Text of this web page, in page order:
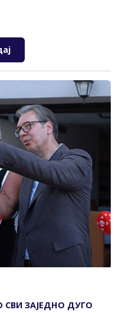
СВИ ЗАЈЕДНО ДУГО